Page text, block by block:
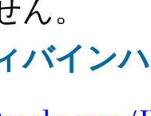
ん。
バイン